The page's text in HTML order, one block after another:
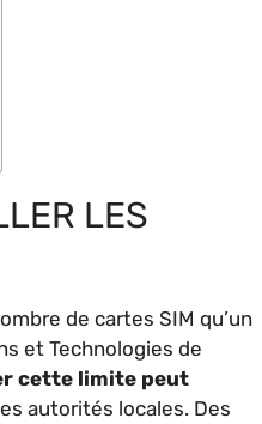
LES
de cartes SIM qu’un
et Technologies de
cette limite peut
autorités locales. Des